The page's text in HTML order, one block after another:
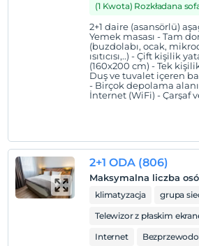
(1 Kwota) Rozkładana
2+1 daire (asansörlü)
Yemek masası - Tam
(buzdolabı, ocak,
ısıtıcısı,..) - Çift kişilik
(160x200 cm) - Tek
Duş ve tuvalet içeren
- Birçok depolama alanı
İnternet (WiFi) - Çarşaf
2+1 ODA (806)
Maksymalna liczba
klimatyzacja
grupa
Telewizor z płaskim
Internet